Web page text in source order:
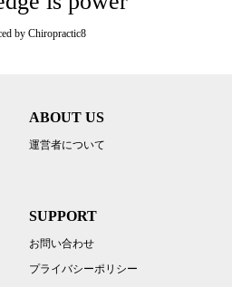
by Chiropractic8
ABOUT US
運営者について
SUPPORT
お問い合わせ
プライバシーポリシー